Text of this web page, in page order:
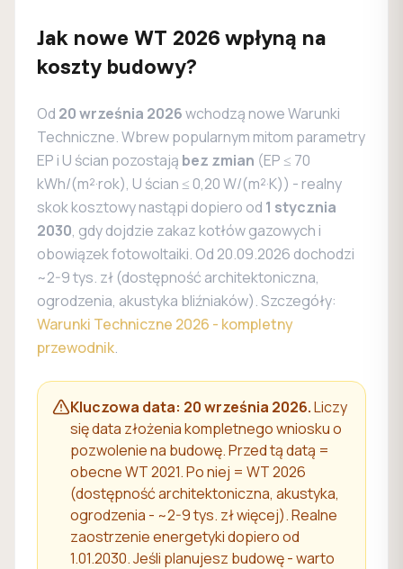
Jak nowe WT 2026 wpłyną na
koszty budowy?
Od 20 września 2026wchodzą nowe Warunki
Techniczne. Wbrew popularnym mitom parametry
EP i U ścian pozostają bez zmian (EP ≤ 70
kWh/(m²·rok), U ścian ≤ 0,20 W/(m²·K)) - realny
skok kosztowy nastąpi dopiero od 1 stycznia
2030, gdy dojdzie zakaz kotłów gazowych i
obowiązek fotowoltaiki. Od 20.09.2026 dochodzi
~2-9 tys. zł (dostępność architektoniczna,
ogrodzenia, akustyka bliźniaków). Szczegóły:
Warunki Techniczne 2026 - kompletny
przewodnik.
Kluczowa data: 20 września 2026.Liczy
się data złożenia kompletnego wniosku o
pozwolenie na budowę. Przed tą datą =
obecne WT 2021. Po niej = WT 2026
(dostępność architektoniczna, akustyka,
ogrodzenia - ~2-9 tys. zł więcej). Realne
zaostrzenie energetyki dopiero od
1.01.2030. Jeśli planujesz budowę - warto